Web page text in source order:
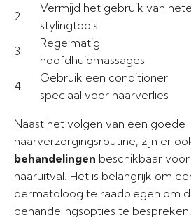
2
Vermijd het gebruik van hete
stylingtools
3
Regelmatig
hoofdhuidmassages
4
Gebruik een conditioner
speciaal voor haarverlies
Naast het volgen van een goede
haarverzorgingsroutine, zijn er
behandelingen beschikbaar
haaruitval. Het is belangrijk om
dermatoloog te raadplegen om
behandelingsopties te bespreken.